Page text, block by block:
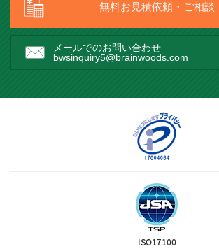
無料お見積依頼・ご相談
メールでのお問い合わせ
bwsinquiry5@brainwoods.com